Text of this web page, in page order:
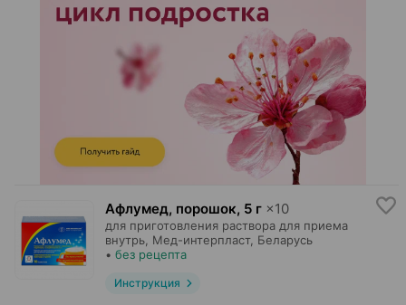
Афлумед, порошок, 5 г ×10
для приготовления раствора для приема
внутрь, Мед-интерпласт, Беларусь
• без рецепта
Инструкция